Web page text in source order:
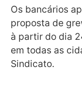
Os bancários
proposta de
à partir do dia
em todas as
Sindicato.